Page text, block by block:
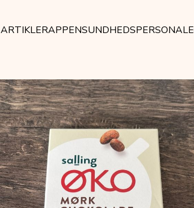
ARTIKLERAPPENSUNDHEDSPERSONALE